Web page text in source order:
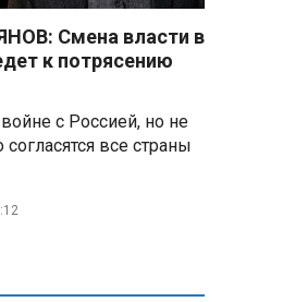
Смена власти в
к потрясению
с Россией, но не
согласятся все страны